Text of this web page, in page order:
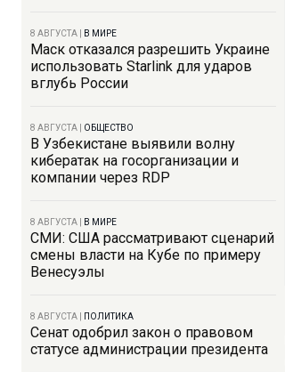
8 АВГУСТА В МИРЕ
Маск отказался разрешить Украине
использовать Starlink для ударов
вглубь России
8 АВГУСТА ОБЩЕСТВО
В Узбекистане выявили волну
кибератак на госорганизации и
компании через RDP
8 АВГУСТА В МИРЕ
СМИ: США рассматривают сценарий
смены власти на Кубе по примеру
Венесуэлы
8 АВГУСТА ПОЛИТИКА
Сенат одобрил закон о правовом
статусе администрации президента